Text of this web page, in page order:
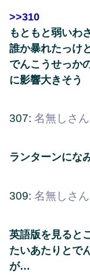
>>310
もともと弱いわ
誰か暴れたっけ
でんこうせっか
に影響大きそう
307: 名無しさん
ランターンにな
309: 名無しさん
英語版を見ると
たいあたりとで
が…